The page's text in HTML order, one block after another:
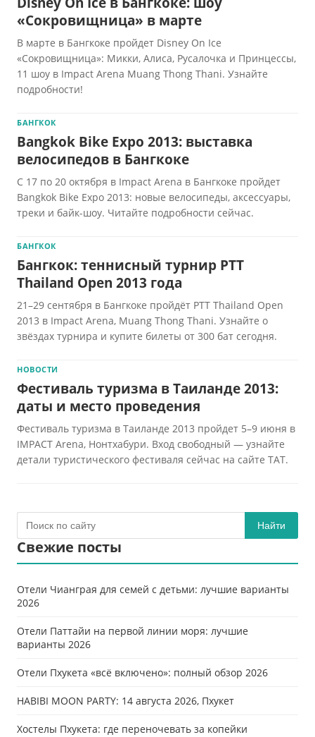
«Сокровищница» в марте
В марте в Бангкоке пройдет Disney On Ice
«Сокровищница»: Микки, Алиса, Русалочка и Принцессы,
11 шоу в Impact Arena Muang Thong Thani. Узнайте
подробности!
БАНГКОК
Bangkok Bike Expo 2013: выставка
велосипедов в Бангкоке
С 17 по 20 октября в Impact Arena в Бангкоке пройдет
Bangkok Bike Expo 2013: новые велосипеды, аксессуары,
треки и байк-шоу. Читайте подробности сейчас.
БАНГКОК
Бангкок: теннисный турнир PTT
Thailand Open 2013 года
21–29 сентября в Бангкоке пройдёт PTT Thailand Open
2013 в Impact Arena, Muang Thong Thani. Узнайте о
звёздах турнира и купите билеты от 300 бат сегодня.
НОВОСТИ
Фестиваль туризма в Таиланде 2013:
даты и место проведения
Фестиваль туризма в Таиланде 2013 пройдет 5–9 июня в
IMPACT Arena, Нонтхабури. Вход свободный — узнайте
детали туристического фестиваля сейчас на сайте ТАТ.
Найти
Свежие посты
Отели Чианграя для семей с детьми: лучшие варианты
2026
Отели Паттайи на первой линии моря: лучшие
варианты 2026
Отели Пхукета «всё включено»: полный обзор 2026
HABIBI MOON PARTY: 14 августа 2026, Пхукет
Хостелы Пхукета: где переночевать за копейки